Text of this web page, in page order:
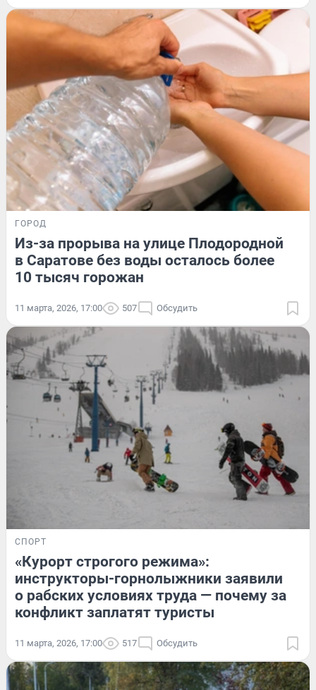
ГОРОД
Из-за прорыва на улице Плодородной
в Саратове без воды осталось более
10 тысяч горожан
11 марта, 2026, 17:00 507 Обсудить
СПОРТ
«Курорт строгого режима»:
инструкторы-горнолыжники заявили
о рабских условиях труда — почему за
конфликт заплатят туристы
11 марта, 2026, 17:00 517 Обсудить